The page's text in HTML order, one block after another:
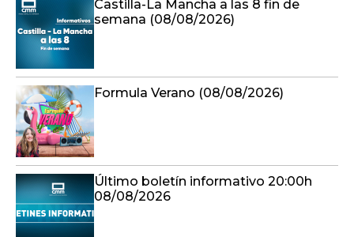
Castilla-La Mancha a las 8 fin de
semana (08/08/2026)
Formula Verano (08/08/2026)
Último boletín informativo 20:00h
08/08/2026